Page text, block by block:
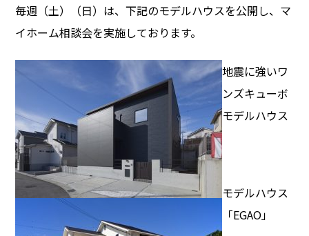
毎週（土）（日）は、下記のモデルハウスを公開し、マ
イホーム相談会を実施しております。
地震に強いワ
ンズキューボ
モデルハウス
モデルハウス
「EGAO」